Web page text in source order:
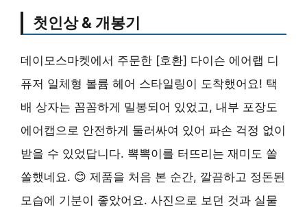
첫인상 & 개봉기
데이모스마켓에서 주문한 [호환] 다이슨 에어랩 디
퓨저 일체형 볼륨 헤어 스타일링이 도착했어요! 택
배 상자는 꼼꼼하게 밀봉되어 있었고, 내부 포장도
에어캡으로 안전하게 둘러싸여 있어 파손 걱정 없이
받을 수 있었답니다. 뽁뽁이를 터뜨리는 재미도 쏠
쏠했네요. 😊 제품을 처음 본 순간, 깔끔하고 정돈된
모습에 기분이 좋았어요. 사진으로 보던 것과 실물